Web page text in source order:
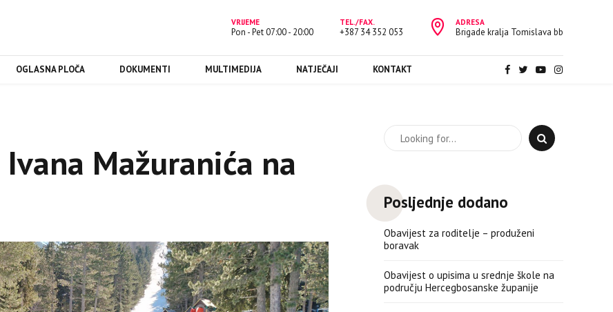
VRIJEME
Pon - Pet 07:00 - 20:00
TEL./FAX.
+387 34 352 053
ADRESA
Brigade kralja Tomislava bb
OGLASNA PLOČA DOKUMENTI MULTIMEDIJA NATJEČAJI KONTAKT
Mažuranića na
Posljednje dodano
Obavijest za roditelje – produženi
boravak
Obavijest o upisima u srednje škole na
području Hercegbosanske županije